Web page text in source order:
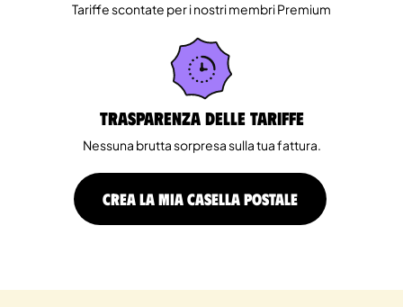
Tariffe scontate per i nostri membri Premium
Trasparenza delle tariffe
Nessuna brutta sorpresa sulla tua fattura.
CREA LA MIA CASELLA POSTALE